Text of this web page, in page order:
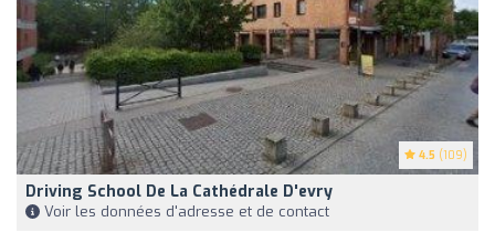
4.5 (109)
Driving School De La Cathédrale D'evry
Voir les données d'adresse et de contact